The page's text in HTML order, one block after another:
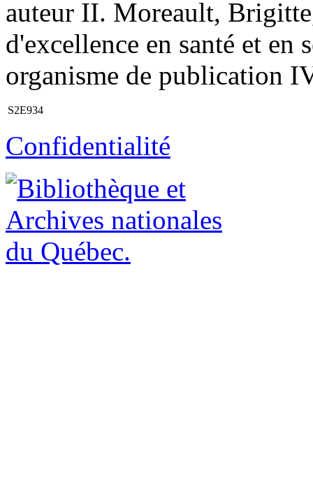
auteur II. Moreault,
d'excellence en santé et en
organisme de publication
S2E934
Confidentialité